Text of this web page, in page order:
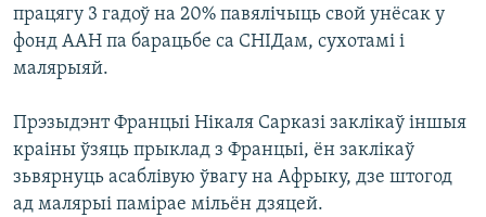
працягу 3 гадоў на 20% павялічыць свой унёсак у
фонд ААН па барацьбе са СНІДам, сухотамі і
малярыяй.
Прэзыдэнт Францыі Нікаля Сарказі заклікаў іншыя
краіны ўзяць прыклад з Францыі, ён заклікаў
зьвярнуць асаблівую ўвагу на Афрыку, дзе штогод
ад малярыі памірае мільён дзяцей.